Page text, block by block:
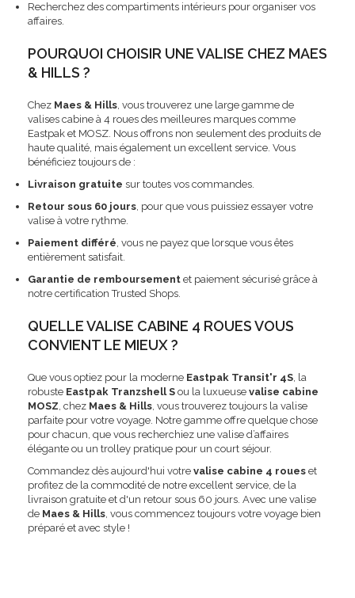
Recherchez des compartiments intérieurs pour organiser vos
affaires.
POURQUOI CHOISIR UNE VALISE CHEZ MAES
& HILLS ?
Chez Maes & Hills, vous trouverez une large gamme de
valises cabine à 4 roues des meilleures marques comme
Eastpak et MOSZ. Nous offrons non seulement des produits de
haute qualité, mais également un excellent service. Vous
bénéficiez toujours de :
Livraison gratuite sur toutes vos commandes.
Retour sous 60 jours, pour que vous puissiez essayer votre
valise à votre rythme.
Paiement différé, vous ne payez que lorsque vous êtes
entièrement satisfait.
Garantie de remboursement et paiement sécurisé grâce à
notre certification Trusted Shops.
QUELLE VALISE CABINE 4 ROUES VOUS
CONVIENT LE MIEUX ?
Que vous optiez pour la moderne Eastpak Transit'r 4S, la
robuste Eastpak Tranzshell S ou la luxueuse valise cabine
MOSZ, chez Maes & Hills, vous trouverez toujours la valise
parfaite pour votre voyage. Notre gamme offre quelque chose
pour chacun, que vous recherchiez une valise d’affaires
élégante ou un trolley pratique pour un court séjour.
Commandez dès aujourd'hui votre valise cabine 4 roues et
profitez de la commodité de notre excellent service, de la
livraison gratuite et d'un retour sous 60 jours. Avec une valise
de Maes & Hills, vous commencez toujours votre voyage bien
préparé et avec style !